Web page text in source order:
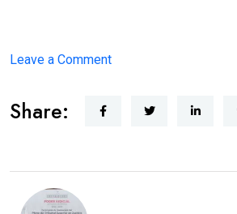
Leave a Commenton
CERCANA
Share: